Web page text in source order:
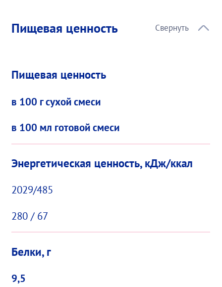
Пищевая ценность
Пищевая ценность
в 100 г сухой смеси
в 100 мл готовой смеси
Энергетическая ценность, кДж/ккал
2029/485
280 / 67
Белки, г
9,5